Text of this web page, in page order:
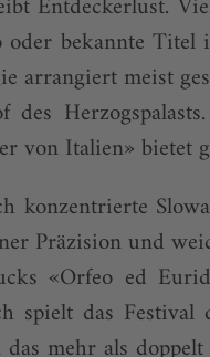
oder bekannte
arrangiert meist
des
von Italien» bietet
konzentrierte
Präzision und
«Orfeo ed
spielt das Festival
das mehr als